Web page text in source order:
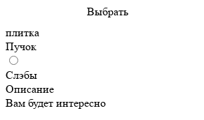
Выбрать
плитка
Пучок
Слэбы
Описание
Вам будет интересно